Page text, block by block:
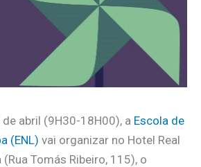
abril (9H30-18H00), a Escola de
(ENL) vai organizar no Hotel Real
Tomás Ribeiro, 115), o